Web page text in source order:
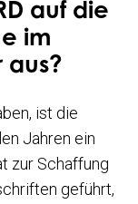
auf die
im
aus?
ist die
Jahren ein
zur Schaffung
geführt,